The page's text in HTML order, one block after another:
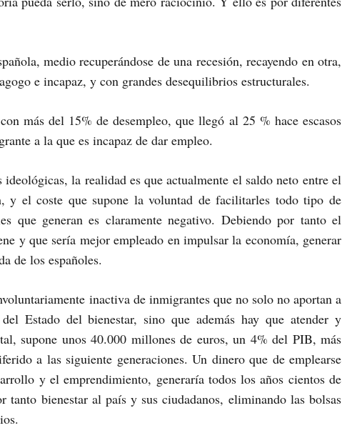
medio recuperándose de una recesión, recayendo en otra,
e incapaz, y con grandes desequilibrios estructurales.
más del 15% de desempleo, que llegó al 25 % hace escasos
a la que es incapaz de dar empleo.
la realidad es que actualmente el saldo neto entre el
y el coste que supone la voluntad de facilitarles todo tipo de
que generan es claramente negativo. Debiendo por tanto el
y que sería mejor empleado en impulsar la economía, generar
de los españoles.
inactiva de inmigrantes que no solo no aportan a
Estado del bienestar, sino que además hay que atender y
supone unos 40.000 millones de euros, un 4% del PIB, más
a las siguiente generaciones. Un dinero que de emplearse
y el emprendimiento, generaría todos los años cientos de
tanto bienestar al país y sus ciudadanos, eliminando las bolsas